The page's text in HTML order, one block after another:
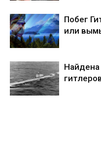
Побег
или
Найдена